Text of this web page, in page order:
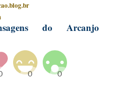
do Arcanjo